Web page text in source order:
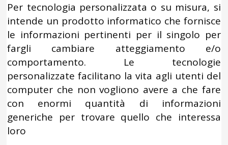
Per tecnologia personalizzata o su misura, si
intende un prodotto informatico che fornisce
le informazioni pertinenti per il singolo per
fargli cambiare atteggiamento e/o
comportamento. Le tecnologie
personalizzate facilitano la vita agli utenti del
computer che non vogliono avere a che fare
con enormi quantità di informazioni
generiche per trovare quello che interessa
loro